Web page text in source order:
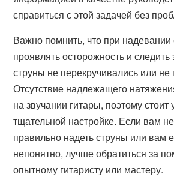
справиться с этой задачей без
Важно помнить, что при надевании
проявлять осторожность и следить
струны не перекручивались или
Отсутствие надлежащего
на звучании гитары, поэтому стоит
тщательной настройке. Если вам
правильно надеть струны или вам
непонятно, лучше обратиться за
опытному гитаристу или мастеру.